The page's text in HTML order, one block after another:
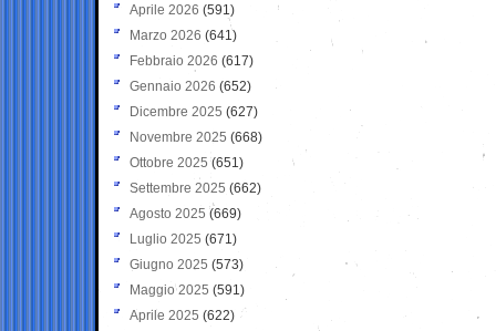
Aprile 2026 (591)
Marzo 2026 (641)
Febbraio 2026 (617)
Gennaio 2026 (652)
Dicembre 2025 (627)
Novembre 2025 (668)
Ottobre 2025 (651)
Settembre 2025 (662)
Agosto 2025 (669)
Luglio 2025 (671)
Giugno 2025 (573)
Maggio 2025 (591)
Aprile 2025 (622)